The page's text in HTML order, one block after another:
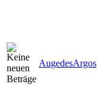
AugedesArgos